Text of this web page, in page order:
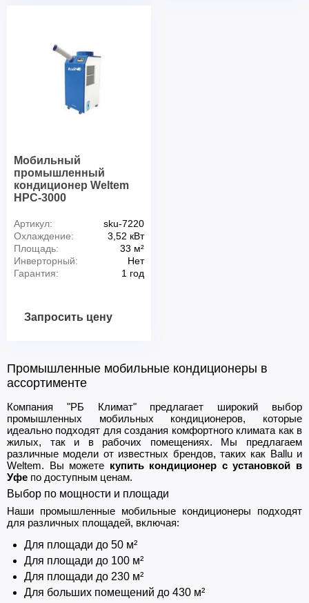
Мобильный
промышленный
кондиционер Weltem
HPC-3000
Артикул:
sku-7220
Охлаждение:
3,52 кВт
Площадь:
33 м²
Инверторный:
Нет
Гарантия:
1 год
Запросить цену
Промышленные мобильные кондиционеры в
ассортименте
Компания "РБ Климат" предлагает широкий выбор
промышленных мобильных кондиционеров, которые
идеально подходят для создания комфортного климата как в
жилых, так и в рабочих помещениях. Мы предлагаем
различные модели от известных брендов, таких как Ballu и
Weltem. Вы можете купить кондиционер с установкой в
Уфе по доступным ценам.
Выбор по мощности и площади
Наши промышленные мобильные кондиционеры подходят
для различных площадей, включая:
Для площади до 50 м²
Для площади до 100 м²
Для площади до 230 м²
Для больших помещений до 430 м²